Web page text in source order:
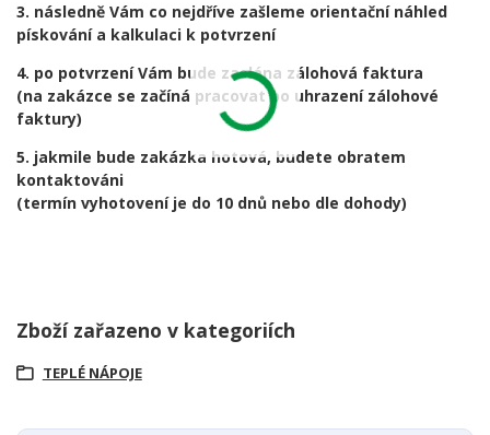
3. následně Vám co nejdříve zašleme orientační náhled
pískování a kalkulaci k potvrzení
4. po potvrzení Vám bude zaslána zálohová faktura
(na zakázce se začíná pracovat po uhrazení zálohové
faktury)
5. jakmile bude zakázka hotová, budete obratem
kontaktováni
(termín vyhotovení je do 10 dnů nebo dle dohody)
Zboží zařazeno v kategoriích
TEPLÉ NÁPOJE